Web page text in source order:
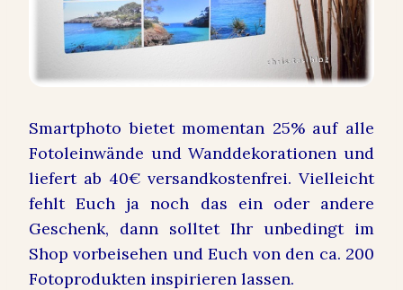
Smartphoto bietet momentan 25% auf alle
Fotoleinwände und Wanddekorationen und
liefert ab 40€ versandkostenfrei. Vielleicht
fehlt Euch ja noch das ein oder andere
Geschenk, dann solltet Ihr unbedingt im
Shop vorbeisehen und Euch von den ca. 200
Fotoprodukten inspirieren lassen.